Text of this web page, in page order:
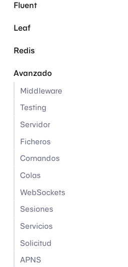
Fluent
Leaf
Redis
Avanzado
Middleware
Testing
Servidor
Ficheros
Comandos
Colas
WebSockets
Sesiones
Servicios
Solicitud
APNS